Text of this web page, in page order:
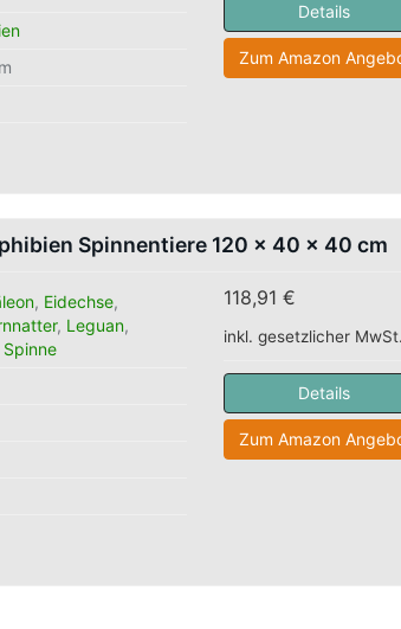
Details
Zum Amazon
Spinnentiere 120 x 40 x 40 cm
118,91 €
inkl. gesetzlicher MwSt.
Details
Zum Amazon
, Eidechse,
, Leguan,
Spinne